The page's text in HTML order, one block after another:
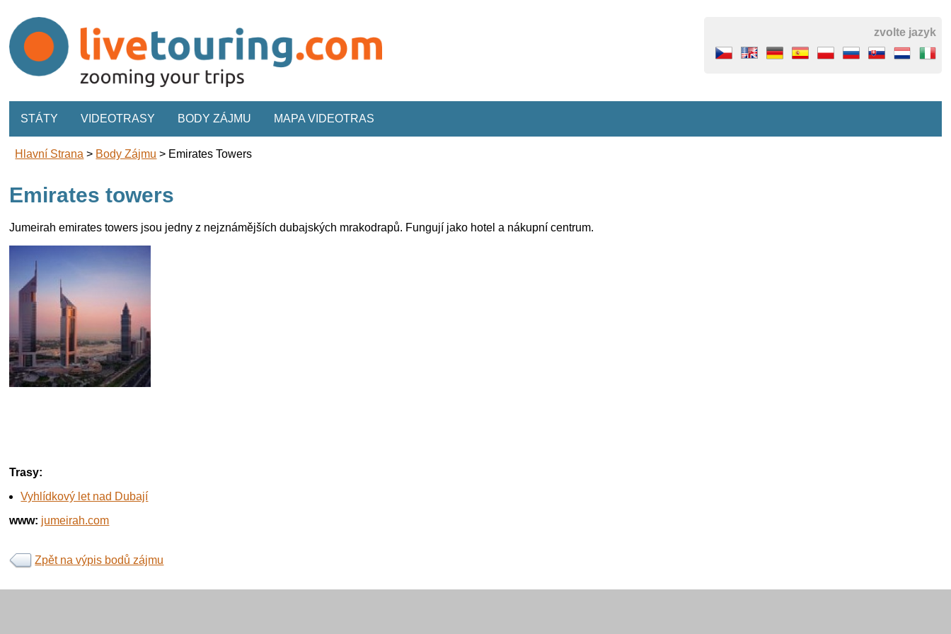
zvolte jazyk
STÁTY VIDEOTRASY BODY ZÁJMU MAPA VIDEOTRAS
Hlavní Strana > Body Zájmu > Emirates Towers
Emirates towers
Jumeirah emirates towers jsou jedny z nejznámějších dubajských mrakodrapů. Fungují jako hotel a nákupní centrum.
Trasy:
Vyhlídkový let nad Dubají
www: jumeirah.com
Zpět na výpis bodů zájmu